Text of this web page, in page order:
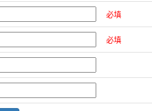
必填
必填